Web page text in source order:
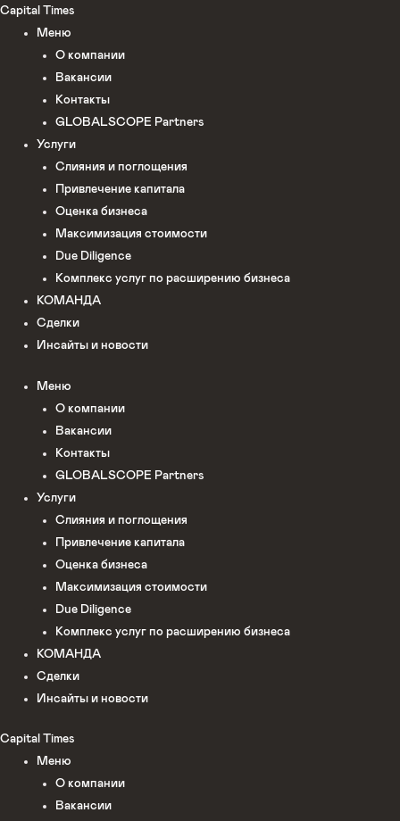
Перейти
содержимому
Capital Times
Меню
О компании
Вакансии
Контакты
GLOBALSCOPE Partners
Услуги
Слияния и поглощения
Привлечение капитала
Оценка бизнеса
Максимизация стоимости​
Due Diligence
Комплекс услуг по расширению бизнеса
КОМАНДА
Сделки
Инсайты и новости
Меню
О компании
Вакансии
Контакты
GLOBALSCOPE Partners
Услуги
Слияния и поглощения
Привлечение капитала
Оценка бизнеса
Максимизация стоимости​
Due Diligence
Комплекс услуг по расширению бизнеса
КОМАНДА
Сделки
Инсайты и новости
Capital Times
Меню
О компании
Вакансии